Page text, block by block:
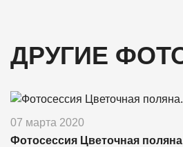
ДРУГИЕ
07 марта 2020
Фотосессия Цветочная